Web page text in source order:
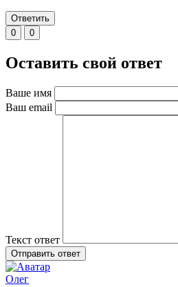
Ответить
0
0
Оставить свой ответ
Ваше имя
Ваш email
Текст ответ
Отправить ответ
Олег